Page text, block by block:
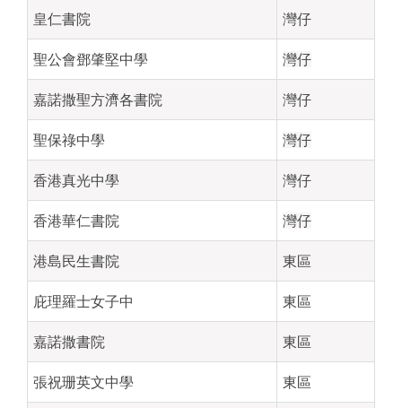
皇仁書院 灣仔
聖公會鄧肇堅中學 灣仔
嘉諾撒聖方濟各書院 灣仔
聖保祿中學 灣仔
香港真光中學 灣仔
香港華仁書院 灣仔
港島民生書院 東區
庇理羅士女子中 東區
嘉諾撒書院 東區
張祝珊英文中學 東區